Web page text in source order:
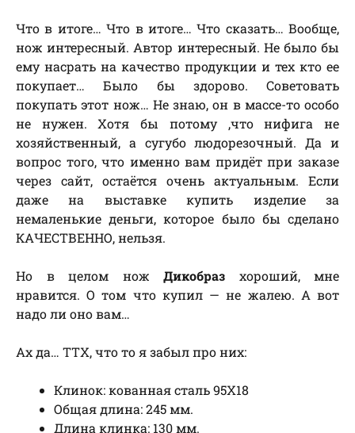
Что в итоге… Что в итоге… Что сказать… Вообще,
нож интересный. Автор интересный. Не было бы
ему насрать на качество продукции и тех кто ее
покупает… Было бы здорово. Советовать
покупать этот нож… Не знаю, он в массе-то особо
не нужен. Хотя бы потому ,что нифига не
хозяйственный, а сугубо людорезочный. Да и
вопрос того, что именно вам придёт при заказе
через сайт, остаётся очень актуальным. Если
даже на выставке купить изделие за
немаленькие деньги, которое было бы сделано
КАЧЕСТВЕННО, нельзя.
Но в целом нож Дикобраз хороший, мне
нравится. О том что купил — не жалею. А вот
надо ли оно вам…
Ах да… ТТХ, что то я забыл про них:
Клинок: кованная сталь 95Х18
Общая длина: 245 мм.
Длина клинка: 130 мм.